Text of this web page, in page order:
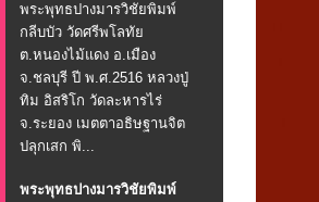
พระพุทธปางมารวิชัยพิมพ์
กลีบบัว วัดศรีพโลทัย
ต.หนองไม้แดง อ.เมือง
จ.ชลบุรี ปี พ.ศ.2516 หลวงปู่
ทิม อิสริโก วัดละหารไร่
จ.ระยอง เมตตาอธิษฐานจิต
ปลุกเสก พิ...
พระพุทธปางมารวิชัยพิมพ์